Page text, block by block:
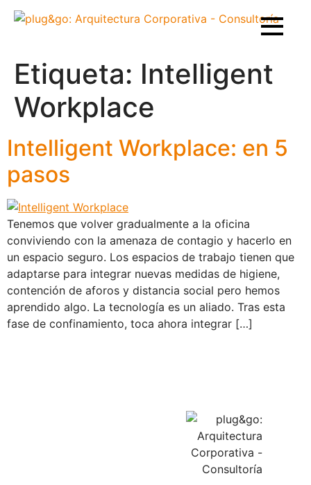
Etiqueta: Intelligent
Workplace
Intelligent Workplace: en 5
pasos
Tenemos que volver gradualmente a la oficina
conviviendo con la amenaza de contagio y hacerlo en
un espacio seguro. Los espacios de trabajo tienen que
adaptarse para integrar nuevas medidas de higiene,
contención de aforos y distancia social pero hemos
aprendido algo. La tecnología es un aliado. Tras esta
fase de confinamiento, toca ahora integrar […]